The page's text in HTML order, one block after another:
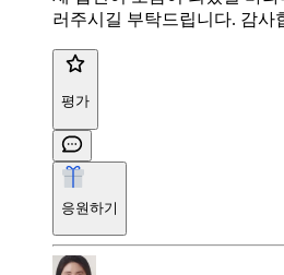
러주시길 부탁드립니다. 감사
평가
응원하기